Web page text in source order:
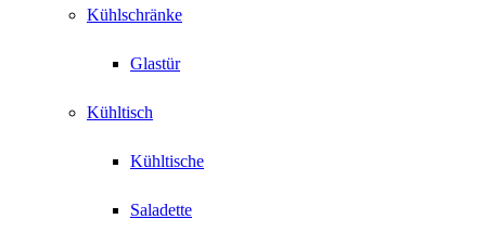
Kühlschränke
Glastür
Kühltisch
Kühltische
Saladette